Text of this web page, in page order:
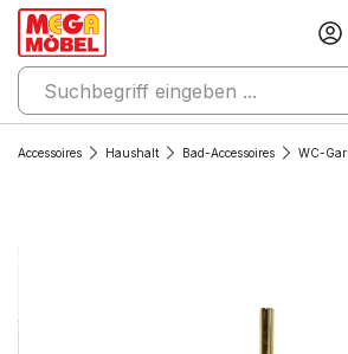
Accessoires Haushalt Bad-Accessoires WC-